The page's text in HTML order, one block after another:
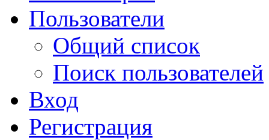
Пользователи
Общий список
Поиск пользователей
Вход
Регистрация